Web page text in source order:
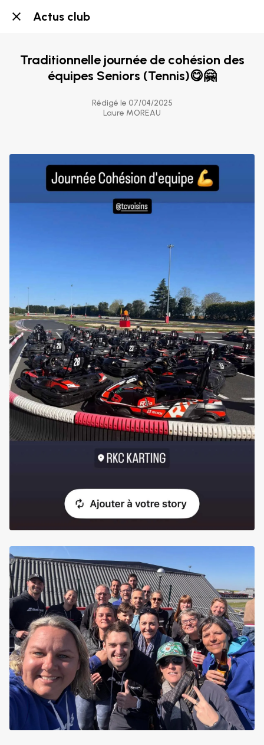
Actus club
Traditionnelle journée de cohésion des
équipes Seniors (Tennis)😋🤗
Rédigé le 07/04/2025
Laure MOREAU